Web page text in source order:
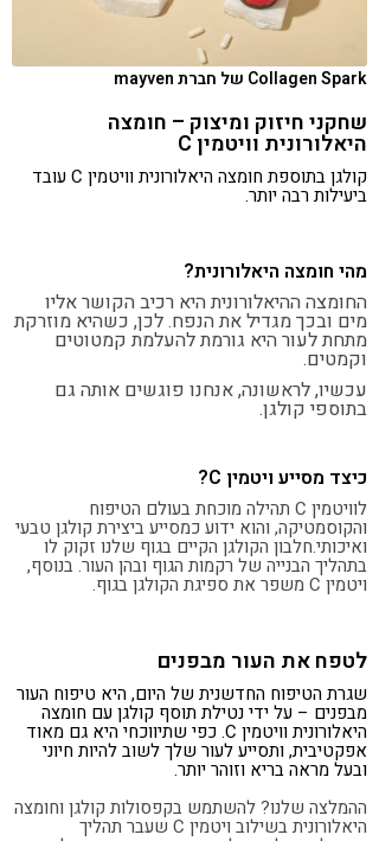
Collagen Spark של חברת mayven
שחקני חיזוק ומיצוק – חומצה
היאלורונית וויטמין C
קולגן בתוספת חומצה היאלורונית וויטמין C עובד
ביעילות רבה יותר.
מהי חומצה היאלורונית?
החומצה ההיאלורונית היא רכיב הקושר אליו
מים ובכך מגדיל את הנפח. לכן, כשהיא מוזרקת
מתחת לעור היא גורמת להעלמת קמטוטים
וקמטים.
עכשיו, לראשונה, אנחנו פוגשים אותה גם
בתוספי קולגן.
כיצד מסייע ויטמין C?
לוויטמין C תהילה מוכחת בעולם הטיפוח
והקוסמטיקה, והוא ידוע כמסייע ביצירת קולגן טבעי
ואיכותי.חלבון הקולגן הקיים בגוף שלנו זקוק לו
בתהליך הבנייה של רקמות הגוף ובהן העור. בנוסף,
ויטמין C משפר את ספיגת הקולגן בגוף.
לטפח את העור מבפנים
שגרת הטיפוח החדשנית של היום, היא טיפוח העור
מבפנים – על ידי נטילת תוסף קולגן עם חומצה
היאלורונית וויטמין C. כפי שתיווכחי היא גם מאוד
אפקטיבית, ותסייע לעור שלך לשוב להיות חיוני
ובעל מראה בריא וזוהר יותר.
ההמלצה שלנו? להשתמש בקפסולות קולגן וחומצה
היאלורונית בשילוב ויטמין C שעבר תהליך